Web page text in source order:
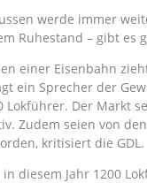
werde immer
Ruhestand – gibt
einer Eisenbahn
ein Sprecher der
Lokführer. Der Markt
Zudem seien von
kritisiert die GDL.
diesem Jahr 1200